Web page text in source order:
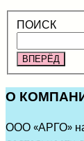
ПОИСК
ВПЕРЁД
О
ООО «АРГО»